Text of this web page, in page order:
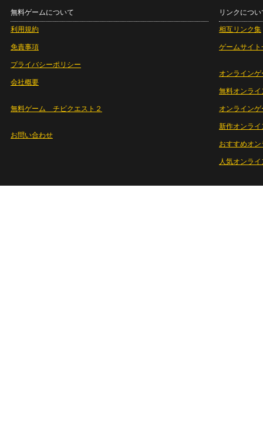
無料ゲームについて
利用規約
免責事項
プライバシーポリシー
会社概要
無料ゲーム チビクエスト２
お問い合わせ
リンクについ
相互リンク集
ゲームサイト
オンラインゲ
無料オンライ
オンライン
新作オンライ
おすすめオ
人気オンラ